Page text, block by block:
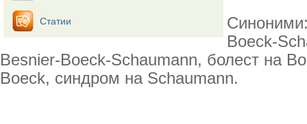
Статии
Boeck-
Besnier-Boeck-Schaumann, болест на
Boeck, синдром на Schaumann.